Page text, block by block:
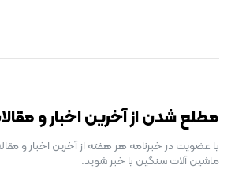
مطلع شدن از آخرین اخبار و
با عضویت در خبرنامه هر هفته از آخرین اخبار و
ماشین آلات سنگین با خبر شوید.